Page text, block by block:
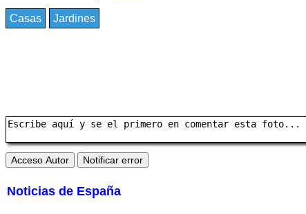
Casas Jardines
Noticias de España